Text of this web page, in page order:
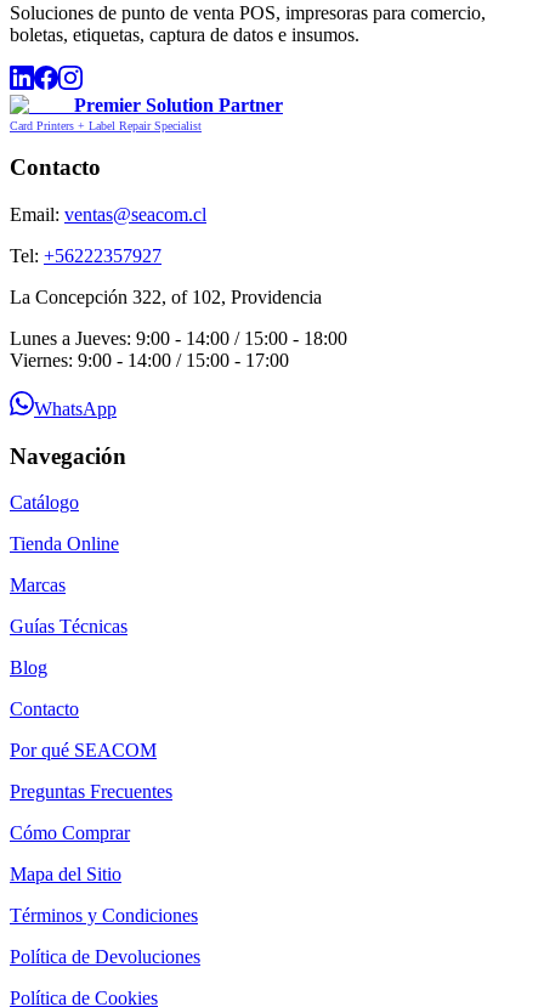
Soluciones de punto de venta POS, impresoras para comercio,
boletas, etiquetas, captura de datos e insumos.
Premier Solution Partner
Card Printers + Label Repair Specialist
Contacto
Email: ventas@seacom.cl
Tel: +56222357927
La Concepción 322, of 102, Providencia
Lunes a Jueves: 9:00 - 14:00 / 15:00 - 18:00
Viernes: 9:00 - 14:00 / 15:00 - 17:00
WhatsApp
Navegación
Catálogo
Tienda Online
Marcas
Guías Técnicas
Blog
Contacto
Por qué SEACOM
Preguntas Frecuentes
Cómo Comprar
Mapa del Sitio
Términos y Condiciones
Política de Devoluciones
Política de Cookies